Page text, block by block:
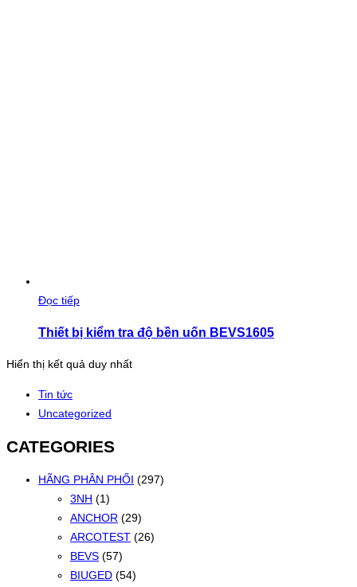
Đọc tiếp
Thiết bị kiểm tra độ bền uốn BEVS1605
Hiển thị kết quả duy nhất
Tin tức
Uncategorized
CATEGORIES
HÃNG PHÂN PHỐI (297)
3NH (1)
ANCHOR (29)
ARCOTEST (26)
BEVS (57)
BIUGED (54)